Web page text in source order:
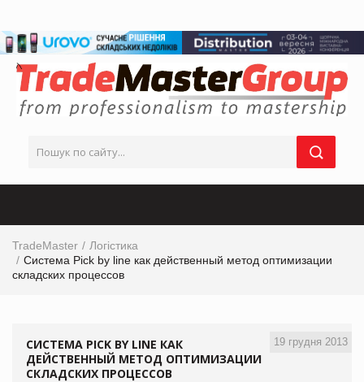
TradeMaster
Логістика
Система Pick by line как действенный метод оптимизации
складских процессов
19 грудня 2013
СИСТЕМА PICK BY LINE КАК
ДЕЙСТВЕННЫЙ МЕТОД ОПТИМИЗАЦИИ
СКЛАДСКИХ ПРОЦЕССОВ